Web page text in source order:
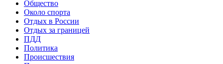
Общество
Около спорта
Отдых в России
Отдых за границей
ПДД
Политика
Происшествия